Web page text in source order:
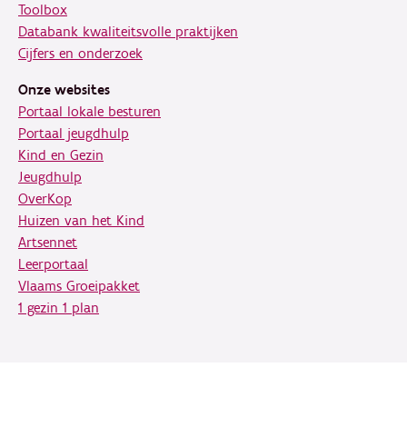
Toolbox
Databank kwaliteitsvolle praktijken
Cijfers en onderzoek
Onze websites
Portaal lokale besturen
Portaal jeugdhulp
Kind en Gezin
Jeugdhulp
OverKop
Huizen van het Kind
Artsennet
Leerportaal
Vlaams Groeipakket
1 gezin 1 plan